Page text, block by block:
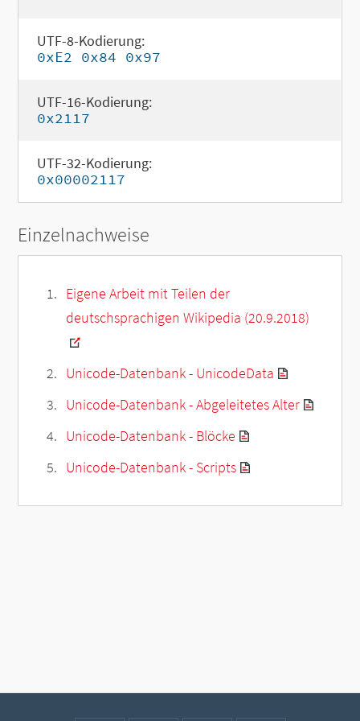
UTF-8-Kodierung:
0xE2 0x84 0x97
UTF-16-Kodierung:
0x2117
UTF-32-Kodierung:
0x00002117
Einzelnachweise
Eigene Arbeit mit Teilen der
deutschsprachigen Wikipedia (20.9.2018)
Unicode-Datenbank - UnicodeData
Unicode-Datenbank - Abgeleitetes Alter
Unicode-Datenbank - Blöcke
Unicode-Datenbank - Scripts